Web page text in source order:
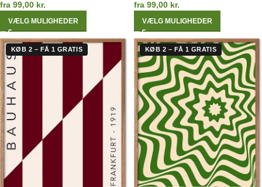
fra 99,00 kr.
VÆLG MULIGHEDER
fra 99,00 kr.
VÆLG MULIGHEDER
KØB 2 – FÅ 1 GRATIS KØB 2 – FÅ 1 GRATIS